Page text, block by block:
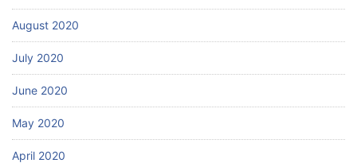
August 2020
July 2020
June 2020
May 2020
April 2020